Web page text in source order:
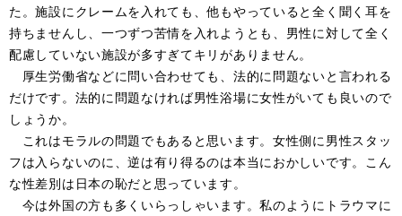
た。施設にクレームを入れても、他もやっていると全く聞く耳を
持ちませんし、一つずつ苦情を入れようとも、男性に対して全く
配慮していない施設が多すぎてキリがありません。
厚生労働省などに問い合わせても、法的に問題ないと言われる
だけです。法的に問題なければ男性浴場に女性がいても良いので
しょうか。
これはモラルの問題でもあると思います。女性側に男性スタッ
フは入らないのに、逆は有り得るのは本当におかしいです。こん
な性差別は日本の恥だと思っています。
今は外国の方も多くいらっしゃいます。私のようにトラウマに